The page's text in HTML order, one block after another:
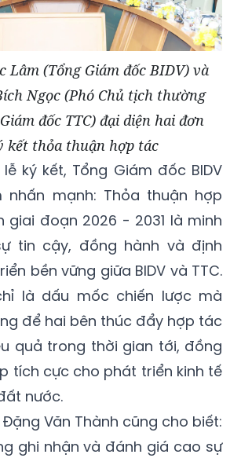
Lâm (Tổng Giám đốc BIDV) và
Ngọc (Phó Chủ tịch thường
đốc TTC) đại diện hai đơn
kết thỏa thuận hợp tác
ký kết, Tổng Giám đốc BIDV
nhấn mạnh: Thỏa thuận hợp
giai đoạn 2026 - 2031 là minh
tin cậy, đồng hành và định
bền vững giữa BIDV và TTC.
là dấu mốc chiến lược mà
để hai bên thúc đẩy hợp tác
quả trong thời gian tới, đồng
tích cực cho phát triển kinh tế
nước.
Văn Thành cũng cho biết:
ghi nhận và đánh giá cao sự